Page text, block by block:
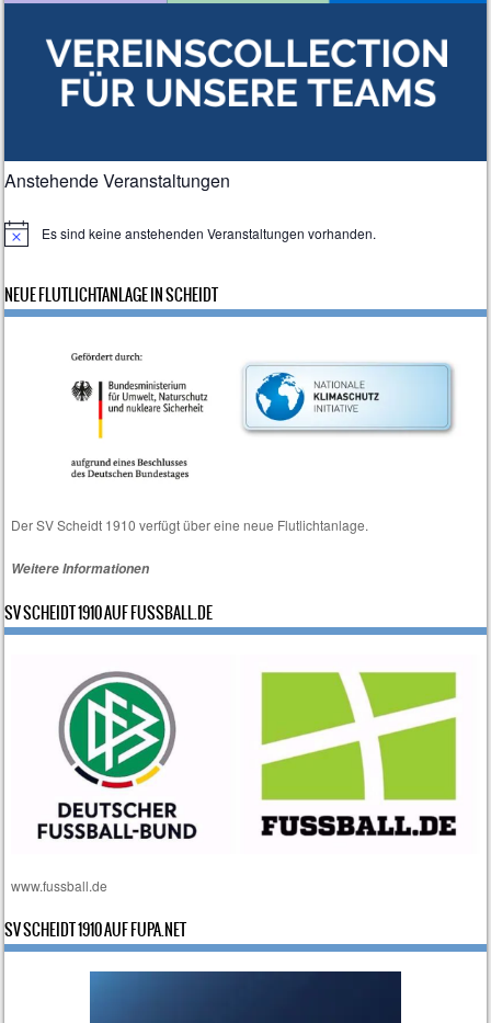
Anstehende Veranstaltungen
H
w
e
Es sind keine anstehenden Veranstaltungen vorhanden.
NEUE FLUTLICHTANLAGE IN SCHEIDT
Der SV Scheidt 1910 verfügt über eine neue Flutlichtanlage.
Weitere Informationen
SV SCHEIDT 1910 AUF FUSSBALL.DE
www.fussball.de
SV SCHEIDT 1910 AUF FUPA.NET